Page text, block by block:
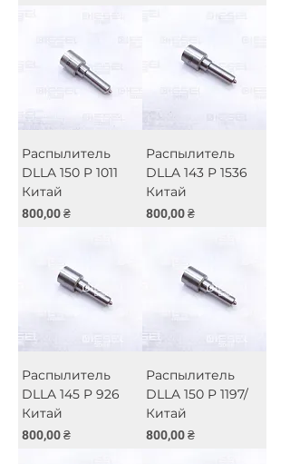
Распылитель
DLLA 150 P 1011
Китай
Цена
800,00 ₴
Распылитель
DLLA 143 P 1536
Китай
Цена
800,00 ₴
Распылитель
DLLA 145 P 926
Китай
Цена
800,00 ₴
Распылитель
DLLA 150 P 1197/
Китай
Цена
800,00 ₴